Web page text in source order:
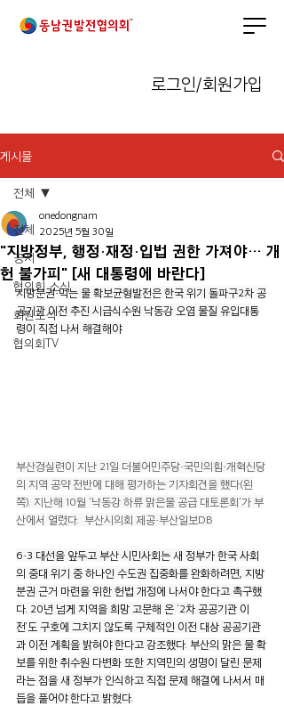
로그인/회원가입
게시물
전체
공지
협의회 소식
회원소식
협의회TV
전체
"지방정부, 행정·재정·입법 권한 가져야… 개
헌 불가피" [새 대통령에 바란다]
onedongnam
2025년 5월 30일
지방분권·먹는 물 확보균형발전은 한국 위기 돌파구2차 공
공기관 이전 추진 시급식수원 낙동강 오염 물질 유입대통
령이 직접 나서 해결해야
부산경실련이 지난 21일 더불어민주당·국민의힘·개혁신당
의 지역 공약 전반에 대해 평가하는 기자회견을 했다(왼
쪽). 지난해 10월 '낙동강 하류 맑은물 공급 대토론회'가 부
산에서 열렸다.  부산시의회 제공·부산일보DB
6·3 대선을 앞두고 부산 시민사회는 새 정부가 한국 사회
의 중대 위기 중 하나인 수도권 집중화를 완화하려면, 지방
분권 근거 마련을 위한 헌법 개정에 나서야 한다고 촉구했
다. 20년 넘게 지역을 희망 고문해 온 ‘2차 공공기관 이
전’도 구호에 그치지 않도록 구체적인 이전 대상 공공기관
과 이전 계획을 밝혀야 한다고 강조했다. 부산의 맑은 물 확
보를 위한 취수원 다변화 또한 지역민의 생명이 달린 문제
라는 점을 새 정부가 인식하고 직접 문제 해결에 나서서 매
듭을 풀어야 한다고 밝혔다.